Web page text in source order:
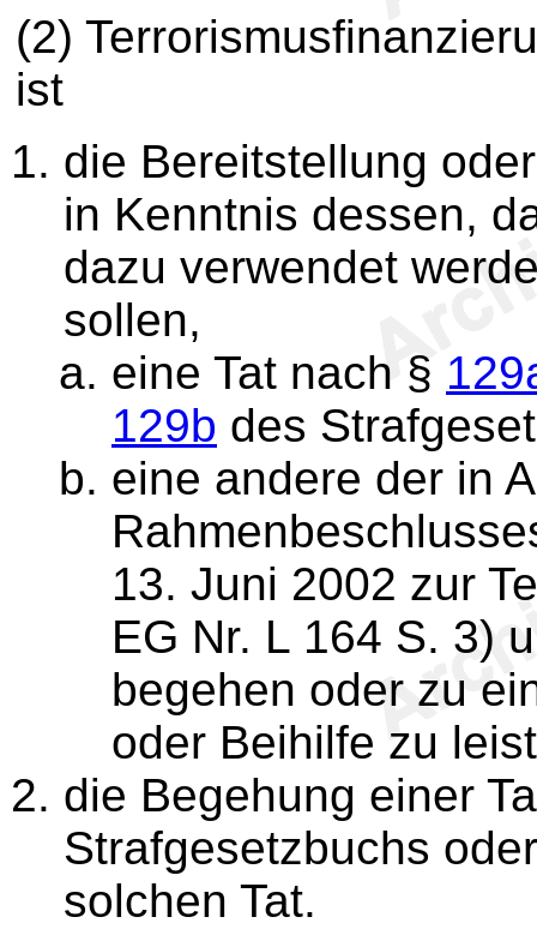
(2)
ist
die Bereitstellung
in Kenntnis dessen,
dazu verwendet
sollen,
eine Tat nach §
129b des
eine andere der in
13. Juni 2002 zur
EG Nr. L 164 S. 3)
begehen oder zu
oder Beihilfe zu
die Begehung einer
Strafgesetzbuchs
solchen Tat.